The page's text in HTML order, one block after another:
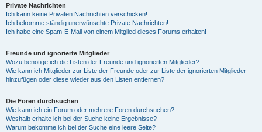
Private Nachrichten
Ich kann keine Privaten Nachrichten verschicken!
Ich bekomme ständig unerwünschte Private Nachrichten!
Ich habe eine Spam-E-Mail von einem Mitglied dieses Forums erhalten!
Freunde und ignorierte Mitglieder
Wozu benötige ich die Listen der Freunde und ignorierten Mitglieder?
Wie kann ich Mitglieder zur Liste der Freunde oder zur Liste der ignorierten Mitglieder
hinzufügen oder diese wieder aus den Listen entfernen?
Die Foren durchsuchen
Wie kann ich ein Forum oder mehrere Foren durchsuchen?
Weshalb erhalte ich bei der Suche keine Ergebnisse?
Warum bekomme ich bei der Suche eine leere Seite?